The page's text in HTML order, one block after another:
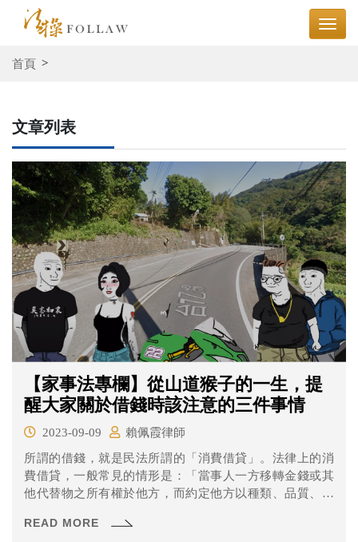
首頁
文章列表
【家事法專欄】從山道猴子的一生，提
醒大家關於借錢時該注意的三件事情
2023-09-09
賴佩霞律師
所謂的借錢，就是民法所謂的「消費借貸」。法律上的消
費借貸，一般常見的情形是：「當事人一方移轉金錢或其
他代替物之所有權於他方，而約定他方以種類、品質、數
照）
READ MORE